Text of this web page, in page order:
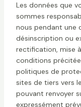
Les données que
sommes
nous pendant une
désinscription ou
rectification, mise
conditions
politiques de
sites de tiers vers
pouvant renvoyer
expressément